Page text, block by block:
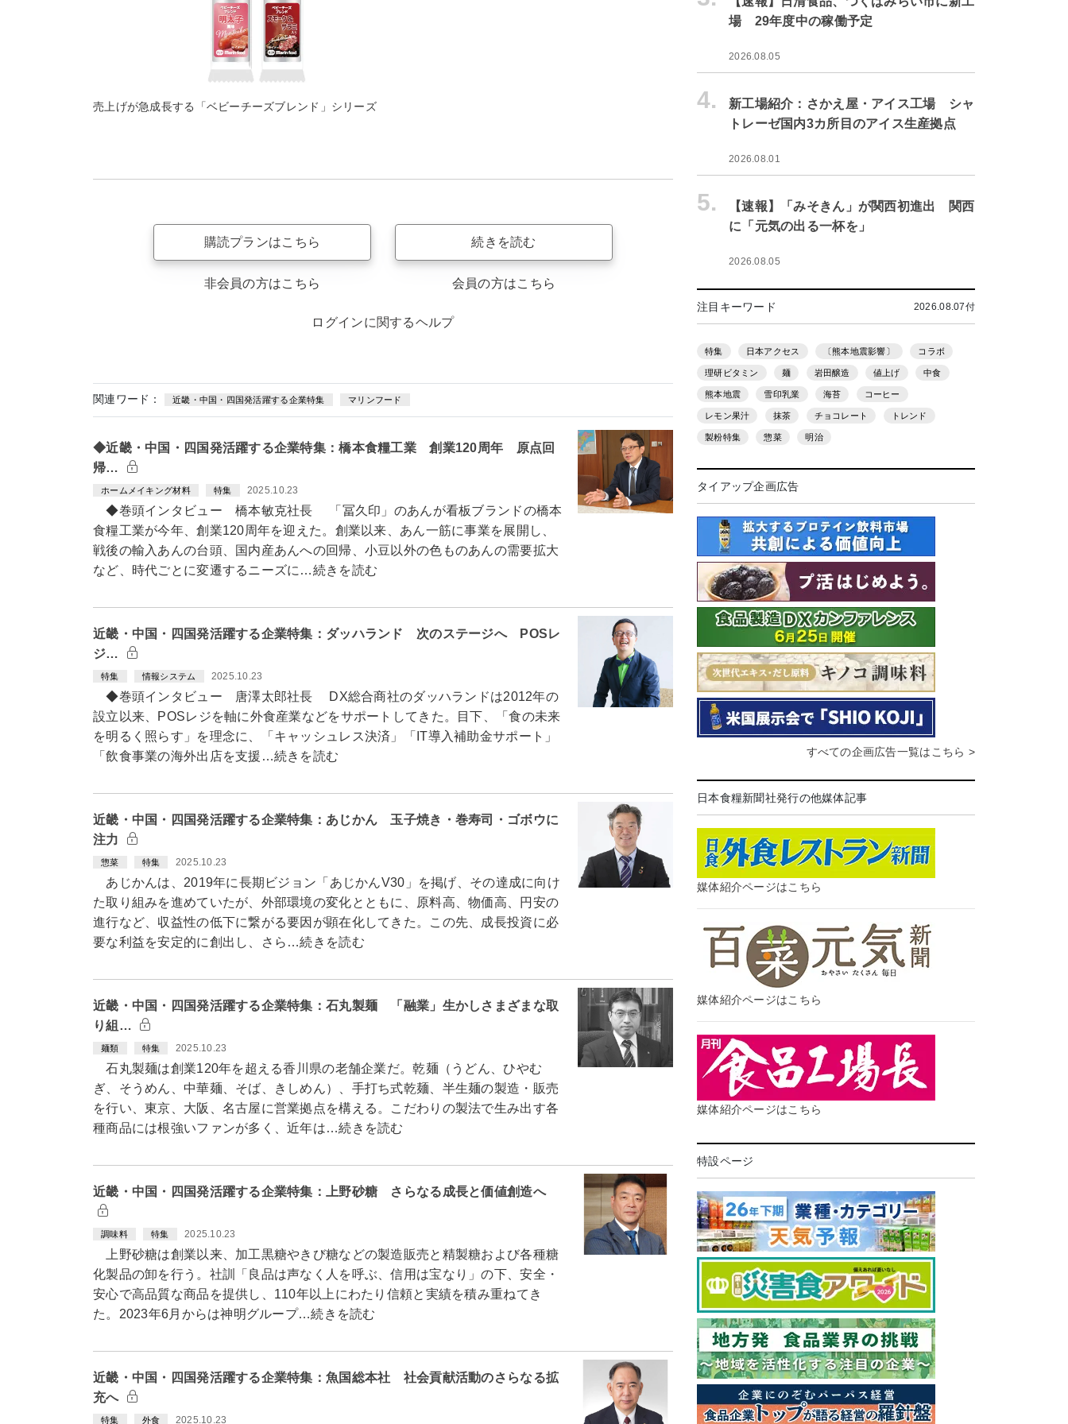
売上げが急成長する「ベビーチーズブレンド」シリーズ
購読プランはこちら
非会員の方はこちら
続きを読む
会員の方はこちら
ログインに関するヘルプ
関連ワード： 近畿・中国・四国発活躍する企業特集 マリンフード
◆近畿・中国・四国発活躍する企業特集：橋本食糧工業 創業120周年 原点回
帰…
ホームメイキング材料 特集 2025.10.23
◆巻頭インタビュー 橋本敏克社長 「冨久印」のあんが看板ブランドの橋本
食糧工業が今年、創業120周年を迎えた。創業以来、あん一筋に事業を展開し、
戦後の輸入あんの台頭、国内産あんへの回帰、小豆以外の色ものあんの需要拡大
など、時代ごとに変遷するニーズに…続きを読む
近畿・中国・四国発活躍する企業特集：ダッハランド 次のステージへ POSレ
ジ…
特集 情報システム 2025.10.23
◆巻頭インタビュー 唐澤太郎社長 DX総合商社のダッハランドは2012年の
設立以来、POSレジを軸に外食産業などをサポートしてきた。目下、「食の未来
を明るく照らす」を理念に、「キャッシュレス決済」「IT導入補助金サポート」
「飲食事業の海外出店を支援…続きを読む
近畿・中国・四国発活躍する企業特集：あじかん 玉子焼き・巻寿司・ゴボウに
注力
惣菜 特集 2025.10.23
あじかんは、2019年に長期ビジョン「あじかんV30」を掲げ、その達成に向け
た取り組みを進めていたが、外部環境の変化とともに、原料高、物価高、円安の
進行など、収益性の低下に繋がる要因が顕在化してきた。この先、成長投資に必
要な利益を安定的に創出し、さら…続きを読む
近畿・中国・四国発活躍する企業特集：石丸製麺 「融業」生かしさまざまな取
り組…
麺類 特集 2025.10.23
石丸製麺は創業120年を超える香川県の老舗企業だ。乾麺（うどん、ひやむ
ぎ、そうめん、中華麺、そば、きしめん）、手打ち式乾麺、半生麺の製造・販売
を行い、東京、大阪、名古屋に営業拠点を構える。こだわりの製法で生み出す各
種商品には根強いファンが多く、近年は…続きを読む
近畿・中国・四国発活躍する企業特集：上野砂糖 さらなる成長と価値創造へ
調味料 特集 2025.10.23
上野砂糖は創業以来、加工黒糖やきび糖などの製造販売と精製糖および各種糖
化製品の卸を行う。社訓「良品は声なく人を呼ぶ、信用は宝なり」の下、安全・
安心で高品質な商品を提供し、110年以上にわたり信頼と実績を積み重ねてき
た。2023年6月からは神明グループ…続きを読む
近畿・中国・四国発活躍する企業特集：魚国総本社 社会貢献活動のさらなる拡
充へ
特集 外食 2025.10.23
場 29年度中の稼働予定
2026.08.05
4.
新工場紹介：さかえ屋・アイス工場 シャ
トレーゼ国内3カ所目のアイス生産拠点
2026.08.01
5.
【速報】「みそきん」が関西初進出 関西
に「元気の出る一杯を」
2026.08.05
注目キーワード 2026.08.07付
特集 日本アクセス 〔熊本地震影響〕 コラボ
理研ビタミン 麺 岩田醸造 値上げ 中食
熊本地震 雪印乳業 海苔 コーヒー
レモン果汁 抹茶 チョコレート トレンド
製粉特集 惣菜 明治
タイアップ企画広告
すべての企画広告一覧はこちら >
日本食糧新聞社発行の他媒体記事
媒体紹介ページはこちら
媒体紹介ページはこちら
媒体紹介ページはこちら
特設ページ